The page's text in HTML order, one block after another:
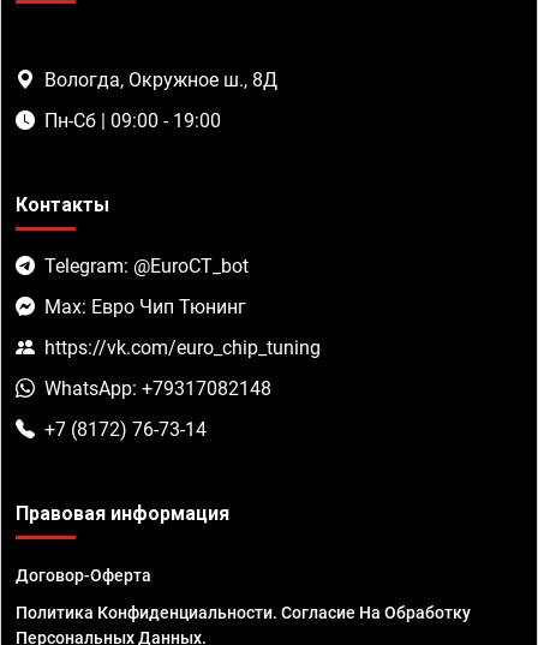
Вологда, Окружное ш., 8Д
Пн-Сб | 09:00 - 19:00
Контакты
Telegram: @EuroCT_bot
Max: Евро Чип Тюнинг
https://vk.com/euro_chip_tuning
WhatsApp: +79317082148
+7 (8172) 76-73-14
Правовая информация
Договор-Оферта
Политика Конфиденциальности. Согласие На Обработку
Персональных Данных.